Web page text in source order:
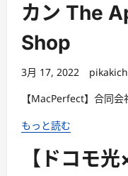
カン The
Shop
3月 17, 2022
【MacPerfect】合同
もっと読む
【ドコモ